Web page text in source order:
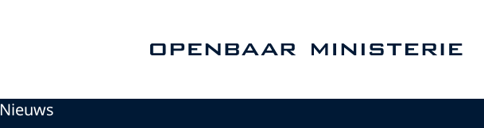
Nieuws